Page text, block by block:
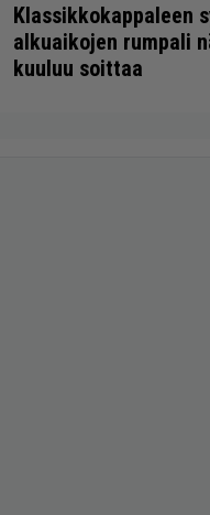
Klassikkokappaleen
alkuaikojen rumpali
kuuluu soittaa